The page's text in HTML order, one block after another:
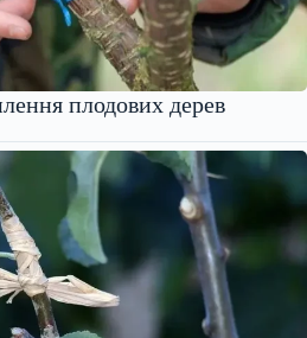
плодових дерев